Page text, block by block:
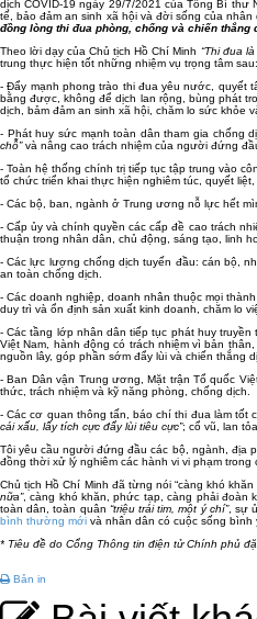
dịch COVID-19 ngày 29/7/2021 của Tổng Bí
tế, bảo đảm an sinh xã hội và đời sống của nhân
đồng lòng thi đua phòng, chống và chiến thắng
Theo lời dạy của Chủ tịch Hồ Chí Minh “Thi đua
trung thực hiện tốt những nhiệm vụ trọng tâm sau:
- Đẩy mạnh phong trào thi đua yêu nước, quyết
bằng được, không để dịch lan rộng, bùng phát
dịch, bảm đảm an sinh xã hội, chăm lo sức
- Phát huy sức mạnh toàn dân tham gia chống
chỗ”và nâng cao trách nhiệm của người đứng
- Toàn hệ thống chính trị tiếp tục tập trung vào
tổ chức triển khai thực hiện nghiêm túc, quyết
- Các bộ, ban, ngành ở Trung ương nỗ lực hết
- Cấp ủy và chính quyền các cấp đề cao trách
thuận trong nhân dân, chủ động, sáng tạo, linh
- Các lực lượng chống dịch tuyến đầu: cán bộ,
an toàn chống dịch.
- Các doanh nghiệp, doanh nhân thuộc mọi
duy trì và ổn định sản xuất kinh doanh, chăm lo
- Các tầng lớp nhân dân tiếp tục phát huy
Việt Nam, hành động có trách nhiệm vì bản
nguồn lây, góp phần sớm đẩy lùi và chiến thắng
- Ban Dân vận Trung ương, Mặt trận Tổ quốc
thức, trách nhiệm và kỹ năng phòng, chống dịch.
- Các cơ quan thông tấn, báo chí thi đua làm tốt
cái xấu, lấy tích cực đẩy lùi tiêu cực”; cổ vũ, lan
Tôi yêu cầu người đứng đầu các bộ, ngành, địa
đồng thời xử lý nghiêm các hành vi vi phạm trong
Chủ tịch Hồ Chí Minh đã từng nói “càng khó
nữa”, càng khó khăn, phức tạp, càng phải đoàn
toàn dân, toàn quân “triệu trái tim, một ý chí”, sự
bình thường mới và nhân dân có cuộc sống bình
* Tiêu đề do Cổng Thông tin điện tử Chính phủ
Bản in